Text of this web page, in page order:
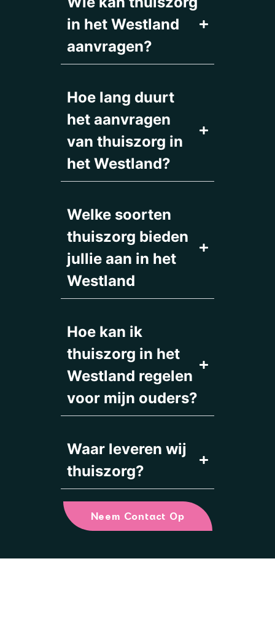
in het Westland
aanvragen?
Hoe lang duurt
het aanvragen
van thuiszorg in
het Westland?
Welke soorten
thuiszorg bieden
jullie aan in het
Westland
Hoe kan ik
thuiszorg in het
Westland regelen
voor mijn ouders?
Waar leveren wij
thuiszorg?
Neem Contact Op